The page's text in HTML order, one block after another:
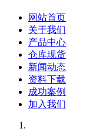
网站首页
关于我们
产品中心
仓库现货
新闻动态
资料下载
成功案例
加入我们